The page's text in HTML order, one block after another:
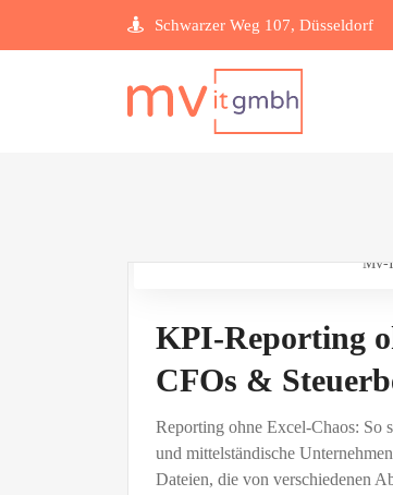
Schwarzer Weg 107, Düsseldorf
Mv-
KPI-Reporting
CFOs &
Reporting ohne Excel-Chaos: So
und mittelständische
Dateien, die von verschiedenen